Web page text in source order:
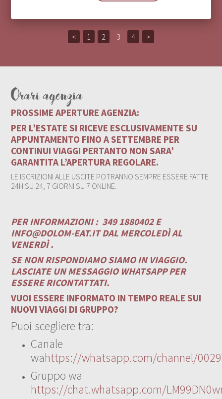
< 1 2 3 4 >
Orari agenzia
PROSSIME APERTURE AGENZIA:
PER L’ESTATE SI RICEVE ESCLUSIVAMENTE SU
APPUNTAMENTO FINO A SETTEMBRE PER
CONTINUI VIAGGI PERTANTO NON SARA’
GARANTITA L’APERTURA REGOLARE.
LE ISCRIZIONI ALLE USCITE POTRANNO SEMPRE ESSERE FATTE
24H SU 24, 7 GIORNI SU 7 ONLINE.
PER INFORMAZIONI : 349 1880402 E
INFO@DOLOM-EAT.ITDAL MERCOLEDÌ AL
VENERDÌ .
SE NON RISPONDIAMO SIAMO IN VIAGGIO.
LASCIATE UN MESSAGGIO WHATSAPP PER
ESSERE RICONTATTATI.
VUOI ESSERE INFORMATO IN TEMPO REALE SUI
NUOVI VIAGGI DI GRUPPO?
Puoi scegliere tra:
Canale
wahttps://whatsapp.com/channel/
Gruppo wa
https://chat.whatsapp.com/